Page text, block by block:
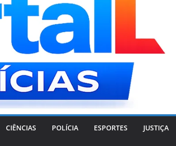
CIÊNCIAS POLÍCIA ESPORTES JUSTIÇA